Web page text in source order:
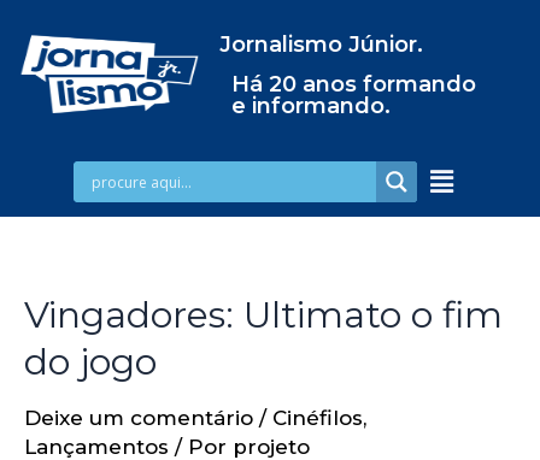
Jornalismo Júnior.
Há 20 anos formando
e informando.
Vingadores: Ultimato o fim
do jogo
Deixe um comentário / Cinéfilos,
Lançamentos / Por projeto